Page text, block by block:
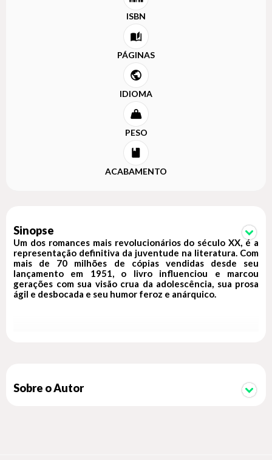
ISBN
PÁGINAS
IDIOMA
PESO
ACABAMENTO
Sinopse
Um dos romances mais revolucionários do século XX, é a
representação definitiva da juventude na literatura. Com
mais de 70 milhões de cópias vendidas desde seu
lançamento em 1951, o livro influenciou e marcou
gerações com sua visão crua da adolescência, sua prosa
ágil e desbocada e seu humor feroz e anárquico.
verdade."
Sobre o Autor